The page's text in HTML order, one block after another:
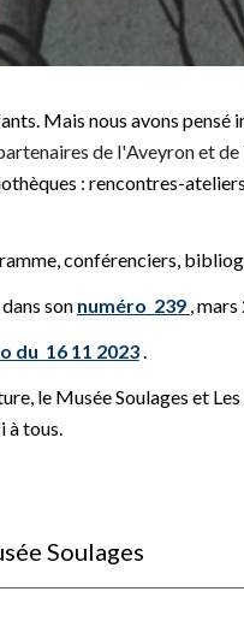
Mais nous avons pensé
de l'Aveyron et de
: rencontres-
conférenciers,
son numéro 239 ,mars
du 16 11 2023.
le Musée Soulages et
à tous.
Soulages